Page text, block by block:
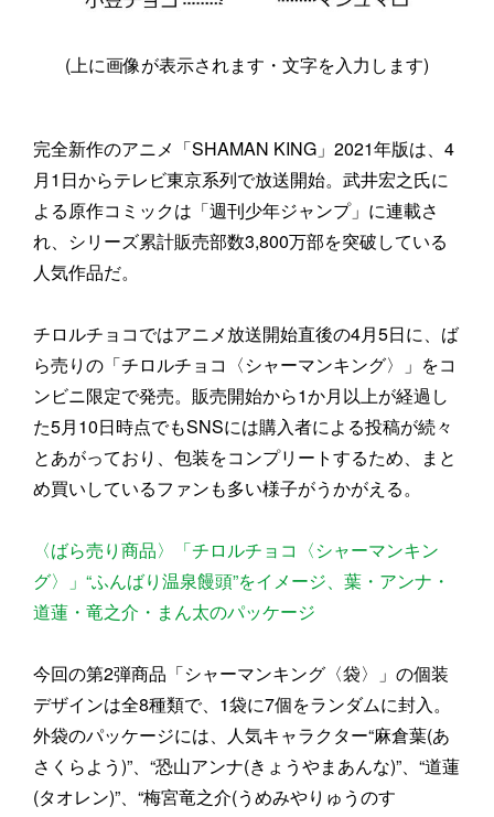
(上に画像が表示されます・文字を入力します)
完全新作のアニメ「SHAMAN KING」2021年版は、4
月1日からテレビ東京系列で放送開始。武井宏之氏に
よる原作コミックは「週刊少年ジャンプ」に連載さ
れ、シリーズ累計販売部数3,800万部を突破している
人気作品だ。
チロルチョコではアニメ放送開始直後の4月5日に、ば
ら売りの「チロルチョコ〈シャーマンキング〉」をコ
ンビニ限定で発売。販売開始から1か月以上が経過し
た5月10日時点でもSNSには購入者による投稿が続々
とあがっており、包装をコンプリートするため、まと
め買いしているファンも多い様子がうかがえる。
〈ばら売り商品〉「チロルチョコ〈シャーマンキン
グ〉」“ふんばり温泉饅頭”をイメージ、葉・アンナ・
道蓮・竜之介・まん太のパッケージ
今回の第2弾商品「シャーマンキング〈袋〉」の個装
デザインは全8種類で、1袋に7個をランダムに封入。
外袋のパッケージには、人気キャラクター“麻倉葉(あ
さくらよう)”、“恐山アンナ(きょうやまあんな)”、“道蓮
(タオレン)”、“梅宮竜之介(うめみやりゅうのす